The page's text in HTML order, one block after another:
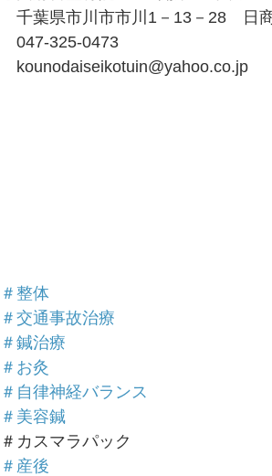
千葉県市川市市川1－13－28　日
047-325-0473
kounodaiseikotuin@yahoo.co.jp
＃整体
＃交通事故治療
＃鍼治療
＃お灸
＃自律神経バランス
＃美容鍼
＃カスマラパック
＃産後